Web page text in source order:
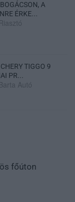
A
ÉRKE...
Riasztó
TIGGO 9
PR...
Barta Autó
főúton